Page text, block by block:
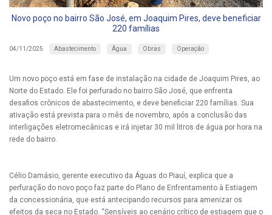
Novo poço no bairro São José, em Joaquim Pires, deve beneficiar
220 famílias
04/11/2025 Abastecimento Água Obras Operação
Um novo poço está em fase de instalação na cidade de Joaquim Pires, ao
Norte do Estado. Ele foi perfurado no bairro São José, que enfrenta
desafios crônicos de abastecimento, e deve beneficiar 220 famílias. Sua
ativação está prevista para o mês de novembro, após a conclusão das
interligações eletromecânicas e irá injetar 30 mil litros de água por hora na
rede do bairro.
Célio Damásio, gerente executivo da Águas do Piauí, explica que a
perfuração do novo poço faz parte do Plano de Enfrentamento à Estiagem
da concessionária, que está antecipando recursos para amenizar os
efeitos da seca no Estado. “Sensíveis ao cenário crítico de estiagem que o